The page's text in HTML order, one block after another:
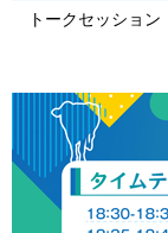
トークセッション